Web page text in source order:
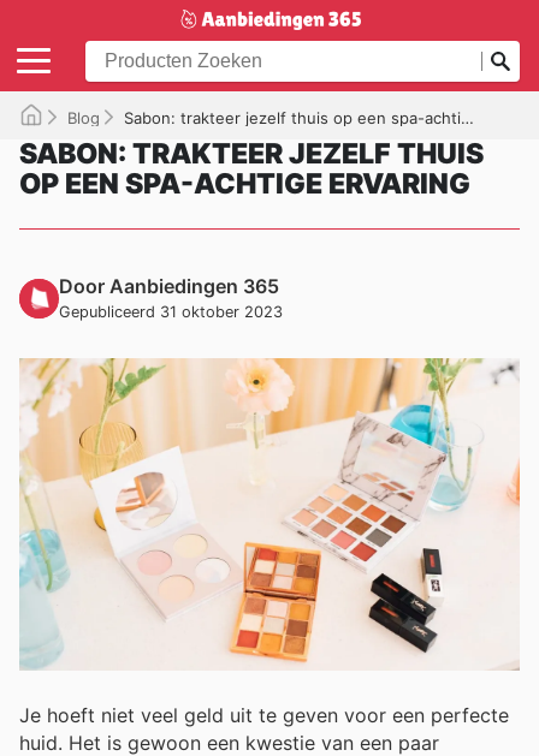
Blog Sabon: trakteer jezelf thuis op een spa-achtige ervaring
SABON: TRAKTEER JEZELF THUIS
OP EEN SPA-ACHTIGE ERVARING
Door Aanbiedingen 365
Gepubliceerd 31 oktober 2023
Je hoeft niet veel geld uit te geven voor een perfecte
huid. Het is gewoon een kwestie van een paar